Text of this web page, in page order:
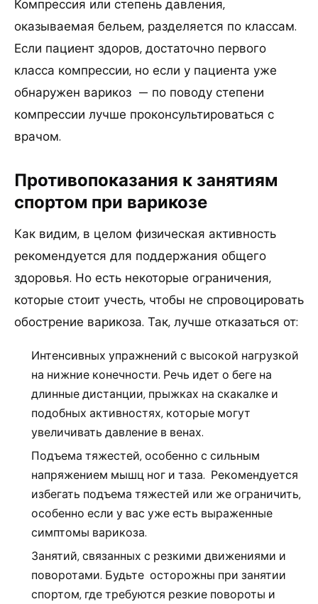
Компрессия или степень давления,
оказываемая бельем, разделяется по классам.
Если пациент здоров, достаточно первого
класса компрессии, но если у пациента уже
обнаружен варикоз — по поводу степени
компрессии лучше проконсультироваться с
врачом.
Противопоказания к занятиям
спортом при варикозе
Как видим, в целом физическая активность
рекомендуется для поддержания общего
здоровья. Но есть некоторые ограничения,
которые стоит учесть, чтобы не спровоцировать
обострение варикоза. Так, лучше отказаться от:
Интенсивных упражнений с высокой нагрузкой
на нижние конечности. Речь идет о беге на
длинные дистанции, прыжках на скакалке и
подобных активностях, которые могут
увеличивать давление в венах.
Подъема тяжестей, особенно с сильным
напряжением мышц ног и таза. Рекомендуется
избегать подъема тяжестей или же ограничить,
особенно если у вас уже есть выраженные
симптомы варикоза.
Занятий, связанных с резкими движениями и
поворотами. Будьте осторожны при занятии
спортом, где требуются резкие повороты и